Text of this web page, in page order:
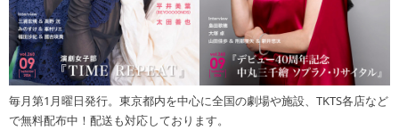
毎月第1月曜日発行。東京都内を中心に全国の劇場や施設、TKTS各店など
で無料配布中！配送も対応しております。